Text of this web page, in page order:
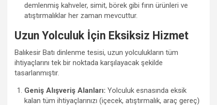
demlenmiş kahveler, simit, börek gibi fırın ürünleri ve
atıştırmalıklar her zaman mevcuttur.
Uzun Yolculuk İçin Eksiksiz Hizmet
Balıkesir Batı dinlenme tesisi, uzun yolculukların tüm
ihtiyaçlarını tek bir noktada karşılayacak şekilde
tasarlanmıştır.
Geniş Alışveriş Alanları: Yolculuk esnasında eksik
kalan tüm ihtiyaçlarınızı (içecek, atıştırmalık, araç gereç)